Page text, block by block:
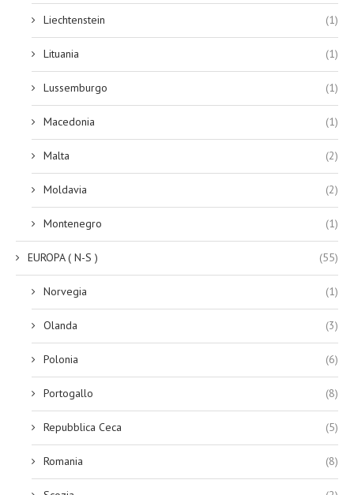
Liechtenstein (1)
Lituania (1)
Lussemburgo (1)
Macedonia (1)
Malta (2)
Moldavia (2)
Montenegro (1)
EUROPA ( N-S ) (55)
Norvegia (1)
Olanda (3)
Polonia (6)
Portogallo (8)
Repubblica Ceca (5)
Romania (8)